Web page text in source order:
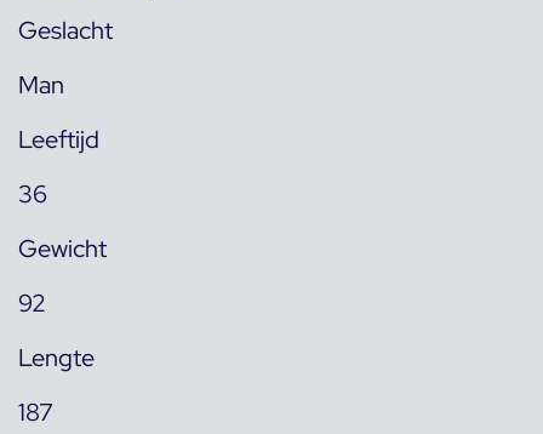
Geslacht
Man
Leeftijd
36
Gewicht
92
Lengte
187